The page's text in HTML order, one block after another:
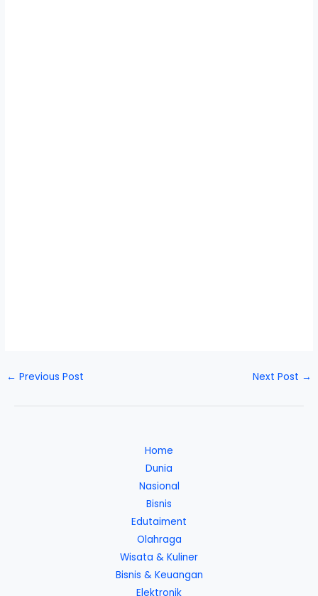
← Previous Post Next Post →
Home
Dunia
Nasional
Bisnis
Edutaiment
Olahraga
Wisata & Kuliner
Bisnis & Keuangan
Elektronik